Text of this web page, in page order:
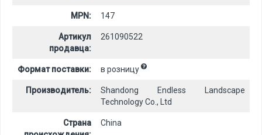
MPN: 147
Артикул
продавца:
261090522
Формат поставки: в розницу
Производитель:
Shandong Endless Landscape
Technology Co., Ltd
Страна
China